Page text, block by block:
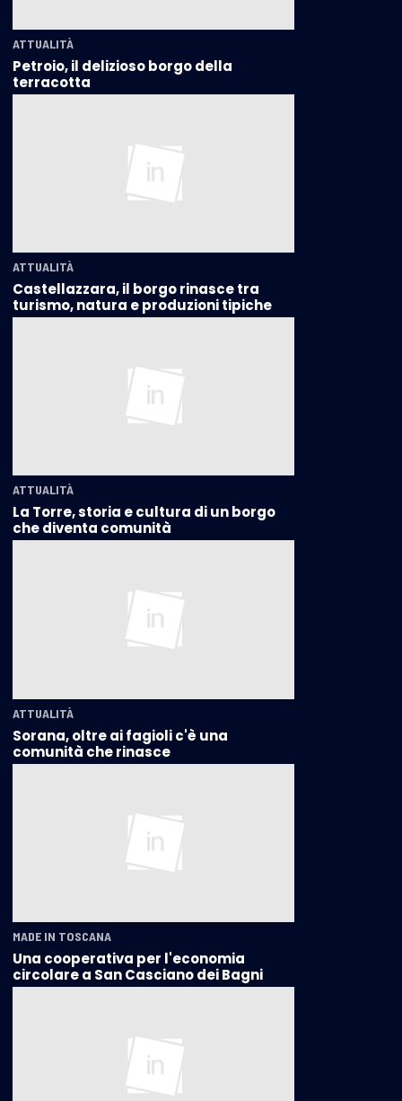
ATTUALITÀ
Petroio, il delizioso borgo della
terracotta
ATTUALITÀ
Castellazzara, il borgo rinasce tra
turismo, natura e produzioni tipiche
ATTUALITÀ
La Torre, storia e cultura di un borgo
che diventa comunità
ATTUALITÀ
Sorana, oltre ai fagioli c'è una
comunità che rinasce
MADE IN TOSCANA
Una cooperativa per l'economia
circolare a San Casciano dei Bagni